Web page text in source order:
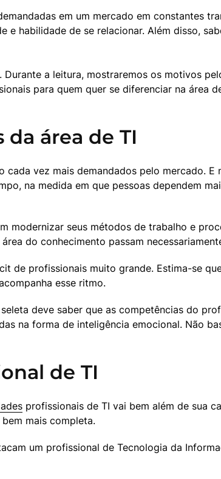
em um mercado em constantes
e habilidade de se relacionar. Além disso,
a leitura, mostraremos os motivos
para quem quer se diferenciar na área
área de TI
cada vez mais demandados pelo mercado.
modernizar seus métodos de trabalho e
do conhecimento passam
de profissionais muito grande. Estima-se
esse ritmo.
deve saber que as competências do
na forma de inteligência emocional. Não
de TI
profissionais de TI vai bem além de sua
mais completa.
um profissional de Tecnologia da